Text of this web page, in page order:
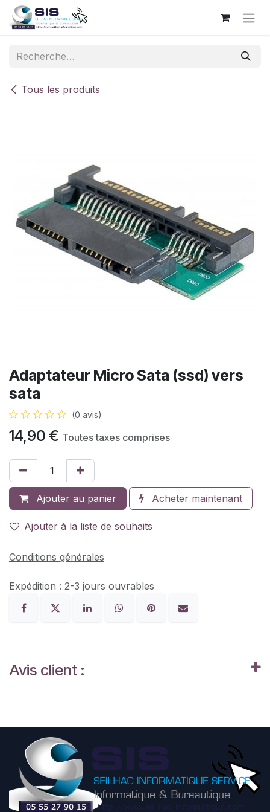
Se rendre au contenu
Tous les produits
Adaptateur Micro Sata (ssd) vers
sata
(0 avis)
14,90 € Toutes taxes comprises
Ajouter au panier Acheter maintenant
Ajouter à la liste de souhaits
Conditions générales
Expédition : 2-3 jours ouvrables
Avis client :